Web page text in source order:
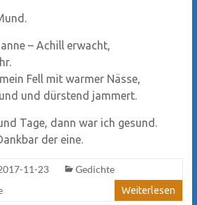
– Achill erwacht,
Fell mit warmer Nässe,
und dürstend jammert.
Tage, dann war ich gesund.
der eine.
11-23
Gedichte
Weiterlesen